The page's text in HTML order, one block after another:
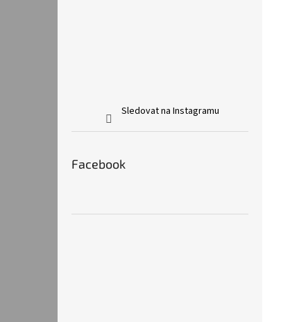
Sledovat na Instagramu
Facebook